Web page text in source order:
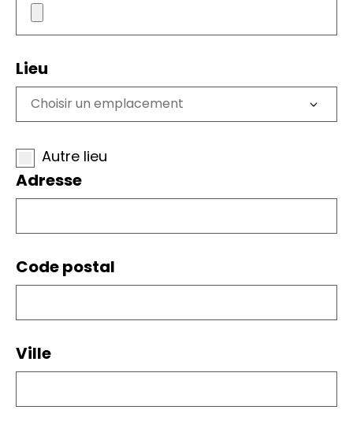
Lieu
Autre lieu
Adresse
Code postal
Ville